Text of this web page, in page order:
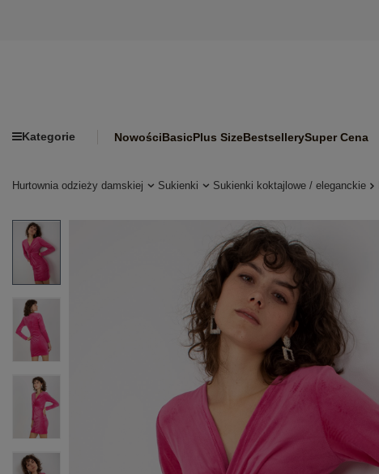
Kategorie NowościBasicPlus SizeBestsellerySuper Cena
Hurtownia odzieży damskiej Sukienki Sukienki koktajlowe / eleganckie